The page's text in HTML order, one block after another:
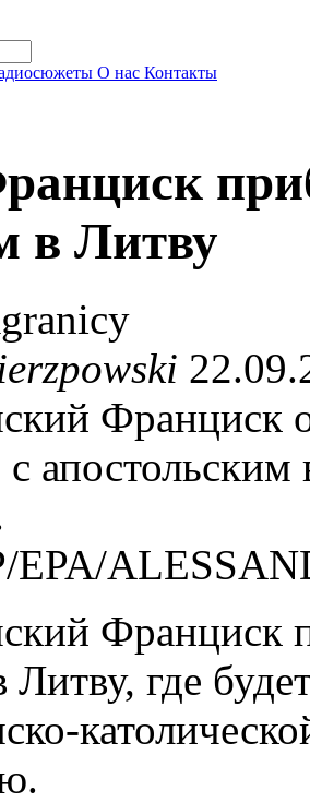
О нас Контакты
в Литву
Франциск
с
EPA/
Франциск
Литву, где